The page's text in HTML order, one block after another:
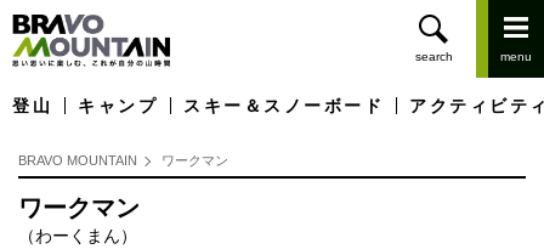
登山 キャンプ スキー＆スノーボード アクティビテ
BRAVO MOUNTAIN ワークマン
ワークマン
（わーくまん）